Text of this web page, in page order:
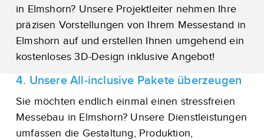
in Elmshorn? Unsere Projektleiter nehmen Ihre
präzisen Vorstellungen von Ihrem Messestand in
Elmshorn auf und erstellen Ihnen umgehend ein
kostenloses 3D-Design inklusive Angebot!
4. Unsere All-inclusive Pakete überzeugen
Sie möchten endlich einmal einen stressfreien
Messebau in Elmshorn? Unsere Dienstleistungen
umfassen die Gestaltung, Produktion,